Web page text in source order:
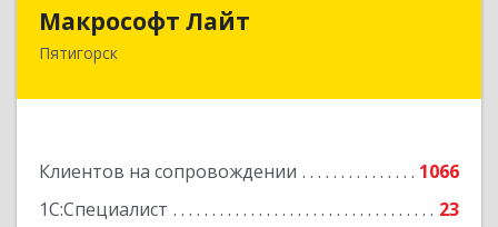
Макрософт Лайт
Пятигорск
Клиентов на сопровождении
1066
1С:Специалист
23
357501, Ставропольский край, Пятигорск г,